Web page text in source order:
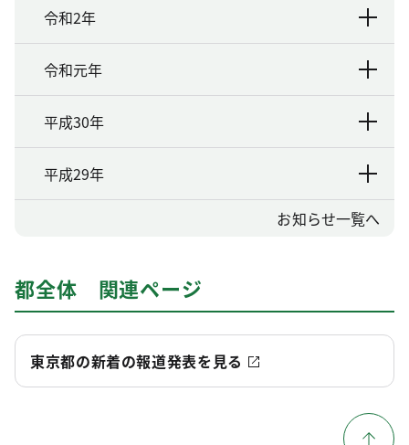
令和2年
令和元年
平成30年
平成29年
お知らせ一覧へ
都全体 関連ページ
東京都の新着の報道発表を見る